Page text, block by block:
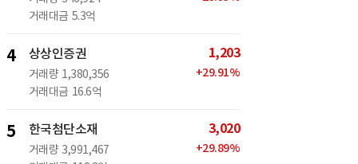
거래대금 5.3억
4 상상인증권
거래량 1,380,356
거래대금 16.6억
1,203
+29.91%
5 한국첨단소재
거래량 3,991,467
3,020
+29.89%